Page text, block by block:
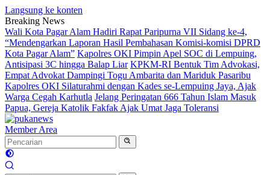
Langsung ke konten
Breaking News
Wali Kota Pagar Alam Hadiri Rapat Paripurna VII Sidang ke-4,
“Mendengarkan Laporan Hasil Pembahasan Komisi-komisi DPRD
Kota Pagar Alam” Kapolres OKI Pimpin Apel SOC di Lempuing,
Antisipasi 3C hingga Balap Liar KPKM-RI Bentuk Tim Advokasi,
Empat Advokat Dampingi Togu Ambarita dan Mariduk Pasaribu
Kapolres OKI Silaturahmi dengan Kades se-Lempuing Jaya, Ajak
Warga Cegah Karhutla Jelang Peringatan 666 Tahun Islam Masuk
Papua, Gereja Katolik Fakfak Ajak Umat Jaga Toleransi
Member Area